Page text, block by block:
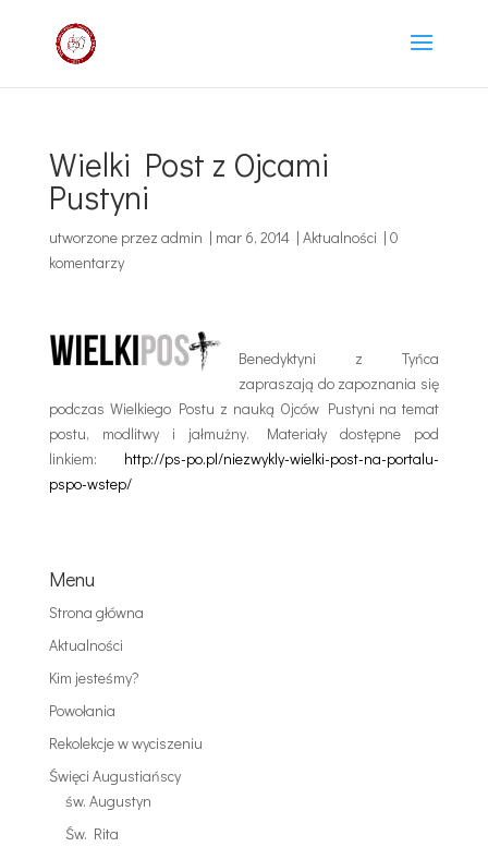
Wielki Post z Ojcami
Pustyni
utworzone przez admin | mar 6, 2014| Aktualności | 0
komentarzy
Benedyktyni z Tyńca
zapraszają do zapoznania się
podczas Wielkiego Postu z nauką Ojców Pustyni na temat
postu, modlitwy i jałmużny. Materiały dostępne pod
linkiem: http://ps-po.pl/niezwykly-wielki-post-na-portalu-
pspo-wstep/
Menu
Strona główna
Aktualności
Kim jesteśmy?
Powołania
Rekolekcje w wyciszeniu
Święci Augustiańscy
św. Augustyn
Św. Rita